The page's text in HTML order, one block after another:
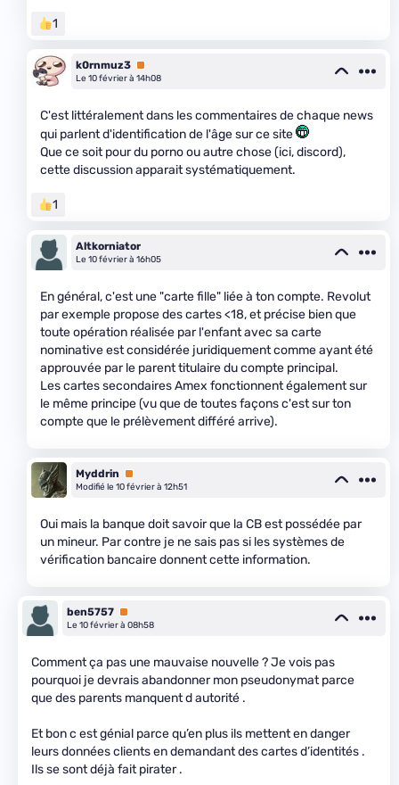
1
k0rnmuz3 Premium
Le 10 février à 14h08
C'est littéralement dans les commentaires de chaque news
qui parlent d'identification de l'âge sur ce site
Que ce soit pour du porno ou autre chose (ici, discord),
cette discussion apparait systématiquement.
1
Altkorniator
Le 10 février à 16h05
En général, c'est une "carte fille" liée à ton compte. Revolut
par exemple propose des cartes <18, et précise bien que
toute opération réalisée par l'enfant avec sa carte
nominative est considérée juridiquement comme ayant été
approuvée par le parent titulaire du compte principal.
Les cartes secondaires Amex fonctionnent également sur
le même principe (vu que de toutes façons c'est sur ton
compte que le prélèvement différé arrive).
Myddrin
Premium
Modifié le 10 février à 12h51
Oui mais la banque doit savoir que la CB est possédée par
un mineur. Par contre je ne sais pas si les systèmes de
vérification bancaire donnent cette information.
ben5757 Premium
Le 10 février à 08h58
Comment ça pas une mauvaise nouvelle ? Je vois pas
pourquoi je devrais abandonner mon pseudonymat parce
que des parents manquent d autorité .
Et bon c est génial parce qu’en plus ils mettent en danger
leurs données clients en demandant des cartes d’identités .
Ils se sont déjà fait pirater .